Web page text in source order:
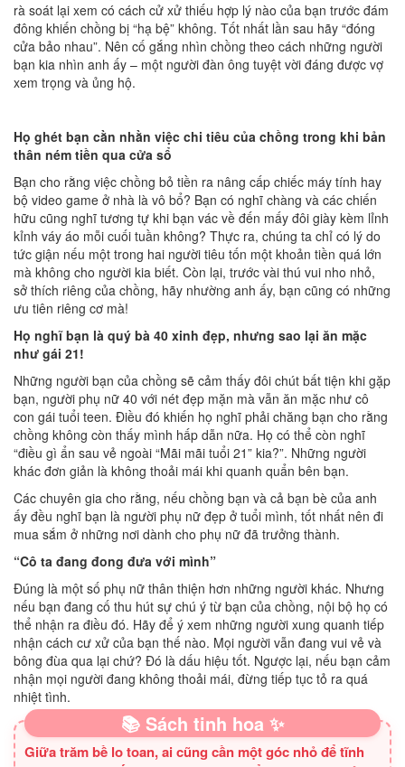
rà soát lại xem có cách cử xử thiếu hợp lý nào của bạn trước đám
đông khiến chồng bị “hạ bệ” không. Tốt nhất lần sau hãy “đóng
cửa bảo nhau”. Nên cố gắng nhìn chồng theo cách những người
bạn kia nhìn anh ấy – một người đàn ông tuyệt vời đáng được vợ
xem trọng và ủng hộ.
Họ ghét bạn cằn nhằn việc chi tiêu của chồng trong khi bản
thân ném tiền qua cửa sổ
Bạn cho rằng việc chồng bỏ tiền ra nâng cấp chiếc máy tính hay
bộ video game ở nhà là vô bổ? Bạn có nghĩ chàng và các chiến
hữu cũng nghĩ tương tự khi bạn vác về đến mấy đôi giày kèm lỉnh
kỉnh váy áo mỗi cuối tuần không? Thực ra, chúng ta chỉ có lý do
tức giận nếu một trong hai người tiêu tốn một khoản tiền quá lớn
mà không cho người kia biết. Còn lại, trước vài thú vui nho nhỏ,
sở thích riêng của chồng, hãy nhường anh ấy, bạn cũng có những
ưu tiên riêng cơ mà!
Họ nghĩ bạn là quý bà 40 xinh đẹp, nhưng sao lại ăn mặc
như gái 21!
Những người bạn của chồng sẽ cảm thấy đôi chút bất tiện khi gặp
bạn, người phụ nữ 40 với nét đẹp mặn mà vẫn ăn mặc như cô
con gái tuổi teen. Điều đó khiến họ nghĩ phải chăng bạn cho rằng
chồng không còn thấy mình hấp dẫn nữa. Họ có thể còn nghĩ
“điều gì ẩn sau vẻ ngoài “Mãi mãi tuổi 21” kia?”. Những người
khác đơn giản là không thoải mái khi quanh quẩn bên bạn.
Các chuyên gia cho rằng, nếu chồng bạn và cả bạn bè của anh
ấy đều nghĩ bạn là người phụ nữ đẹp ở tuổi mình, tốt nhất nên đi
mua sắm ở những nơi dành cho phụ nữ đã trưởng thành.
“Cô ta đang đong đưa với mình”
Đúng là một số phụ nữ thân thiện hơn những người khác. Nhưng
nếu bạn đang cố thu hút sự chú ý từ bạn của chồng, nội bộ họ có
thể nhận ra điều đó. Hãy để ý xem những người xung quanh tiếp
nhận cách cư xử của bạn thế nào. Mọi người vẫn đang vui vẻ và
bông đùa qua lại chứ? Đó là dấu hiệu tốt. Ngược lại, nếu bạn cảm
nhận mọi người đang không thoải mái, đừng tiếp tục tỏ ra quá
nhiệt tình.
📚 Sách tinh hoa ✨
Giữa trăm bề lo toan, ai cũng cần một góc nhỏ để tĩnh